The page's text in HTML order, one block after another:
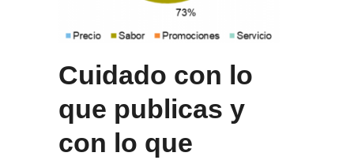
Cuidado con lo
que publicas y
con lo que